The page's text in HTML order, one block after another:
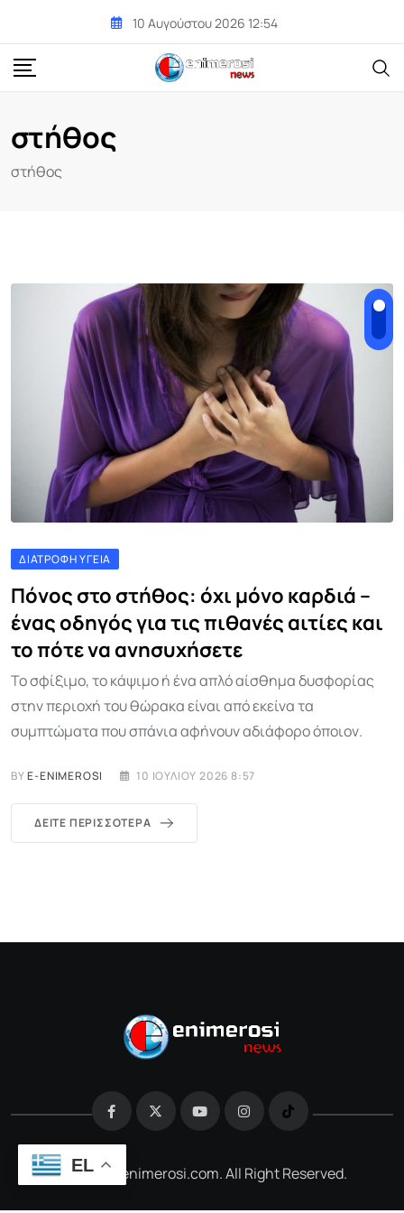
content
10 Αυγούστου 2026 12:54
στήθος
στήθος
ΔΙΑΤΡΟΦΉ ΥΓΕΊΑ
Πόνος στο στήθος: όχι μόνο καρδιά –
ένας οδηγός για τις πιθανές αιτίες και
το πότε να ανησυχήσετε
Το σφίξιμο, το κάψιμο ή ένα απλό αίσθημα δυσφορίας
στην περιοχή του θώρακα είναι από εκείνα τα
συμπτώματα που σπάνια αφήνουν αδιάφορο όποιον.
BYE-ENIMEROSI 10 ΙΟΥΛΊΟΥ 2026 8:57
ΔΕΊΤΕ ΠΕΡΙΣΣΌΤΕΡΑ
@2026 e-enimerosi.com. All Right Reserved.
EL